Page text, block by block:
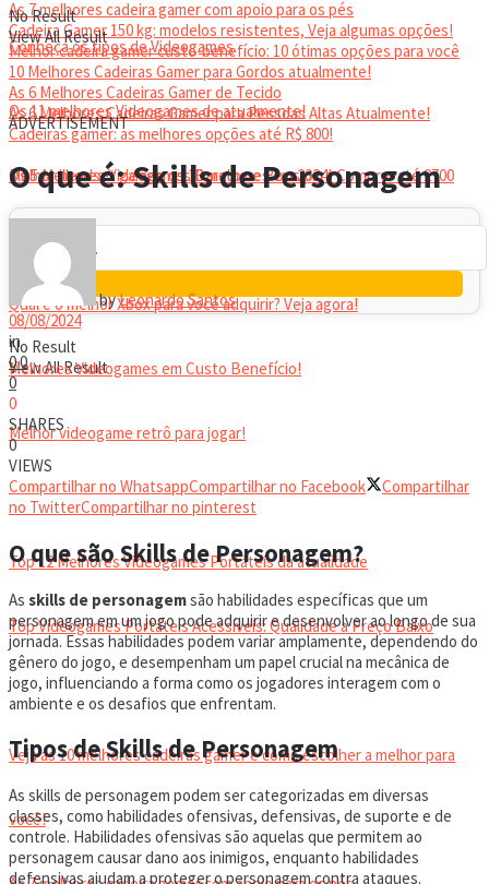
As 7 melhores cadeira gamer com apoio para os pés
Cadeira Gamer 150 kg: modelos resistentes, Veja algumas opções!
Melhor cadeira gamer custo-benefício: 10 ótimas opções para você
10 Melhores Cadeiras Gamer para Gordos atualmente!
As 6 Melhores Cadeiras Gamer de Tecido
As 6 Melhores Cadeiras Gamer para Pessoas Altas Atualmente!
Cadeiras gamer: as melhores opções até R$ 800!
Melhor headset gamer: os 10 melhores em 2024!
No Result
View All Result
Conheça os tipos de Videogames
Os 11 melhores Videogames de atualmente!
Os 5 Melhores Videogames Baratos e Bons para Comprar até 2700
Reais
Qual é o melhor Xbox para você adquirir? Veja agora!
Melhores Videogames em Custo Benefício!
Melhor videogame retrô para jogar!
VIDEOGAMES PORTÁTEIS
Top 12 Melhores Videogames Portáteis da atualidade
Top Videogames Portáteis Acessíveis: Qualidade a Preço Baixo
CADEIRA GAMER
Veja as 10 melhores cadeiras gamer e como escolher a melhor para
você!
No Result
View All Result
ADVERTISEMENT
O que é: Skills de Personagem
byLeonardo Santos
08/08/2024
in
00
0
0
SHARES
0
VIEWS
Compartilhar no WhatsappCompartilhar no Facebook
Compartilhar
no TwitterCompartilhar no pinterest
O que são Skills de Personagem?
As skills de personagemsão habilidades específicas que um
personagem em um jogo pode adquirir e desenvolver ao longo de sua
jornada. Essas habilidades podem variar amplamente, dependendo do
gênero do jogo, e desempenham um papel crucial na mecânica de
jogo, influenciando a forma como os jogadores interagem com o
ambiente e os desafios que enfrentam.
Tipos de Skills de Personagem
As skills de personagem podem ser categorizadas em diversas
classes, como habilidades ofensivas, defensivas, de suporte e de
controle. Habilidades ofensivas são aquelas que permitem ao
personagem causar dano aos inimigos, enquanto habilidades
defensivas ajudam a proteger o personagem contra ataques.